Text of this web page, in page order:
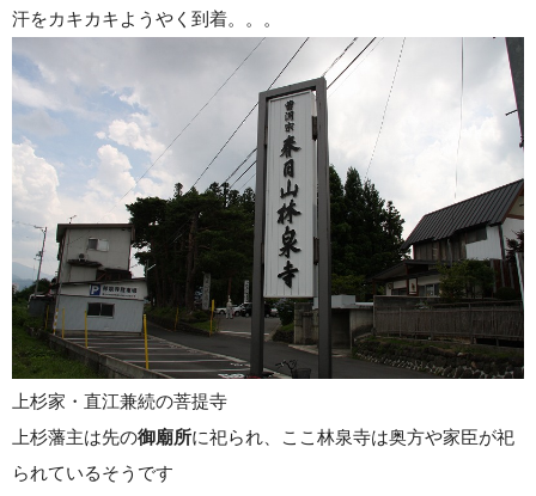
汗をカキカキようやく到着。。。
上杉家・直江兼続の菩提寺
上杉藩主は先の御廟所に祀られ、ここ林泉寺は奥方や家臣が祀
られているそうです